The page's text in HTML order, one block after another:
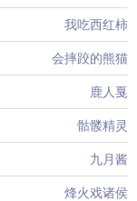
我吃西红柿
会摔跤的熊猫
鹿人戛
骷髅精灵
九月酱
烽火戏诸侯